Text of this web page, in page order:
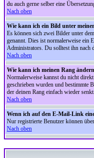
du auch gerne selber eine
Nach oben
Wie kann ich ein Bild unter
Es können sich zwei Bilder unter
genannt. Dies ist normalerweise ein
Administrators. Du solltest ihn nach
Nach oben
Wie kann ich meinen Rang
Normalerweise kannst du nicht
geschrieben wurden und bestimmte
der deinen Rang einfach wieder senkt.
Nach oben
Wenn ich auf den E-Mail-Link
Nur registrierte Benutzer können
Nach oben